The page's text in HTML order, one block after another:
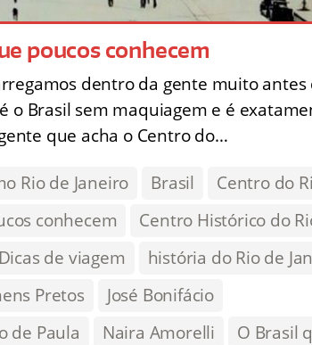
poucos conhecem
dentro da gente muito
o Brasil sem maquiagem e é
que acha o Centro do…
Rio de Janeiro Brasil
Centro do
conhecem
Centro Histórico do
Dicas de viagem história do Rio de
Pretos
José Bonifácio
de Paula
Naira Amorelli
O Brasil